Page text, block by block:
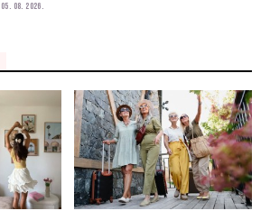
05. 08. 2026.